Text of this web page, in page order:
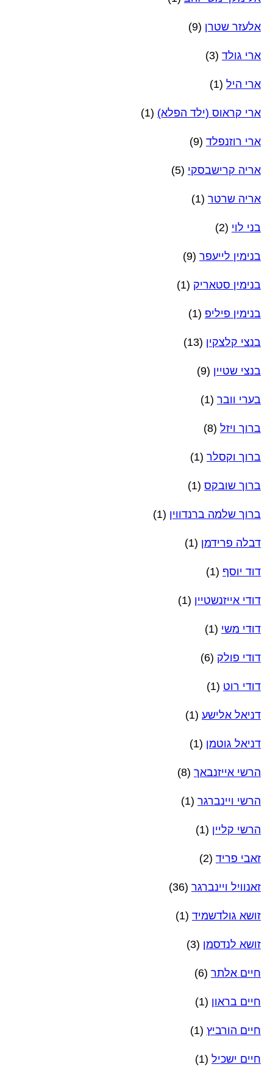
אלעזר שטרן (9)
ארי גולד (3)
ארי היל (1)
ארי קראוס (ילד הפלא) (1)
ארי רוזנפלד (9)
אריה קרישבסקי (5)
אריה שרטר (1)
בני לוי (2)
בנימין לייעפר (9)
בנימין סטאריק (1)
בנימין פיליפ (1)
בנצי קלצקין (13)
בנצי שטיין (9)
בערי וובר (1)
ברוך ויזל (8)
ברוך וקסלר (1)
ברוך שובקס (1)
ברוך שלמה ברנדווין (1)
דבלה פרידמן (1)
דוד יוסף (1)
דודי אייזנשטיין (1)
דודי משי (1)
דודי פולק (6)
דודי רוט (1)
דניאל אלישע (1)
דניאל גוטמן (1)
הרשי אייזנבאך (8)
הרשי ויינברגר (1)
הרשי קליין (1)
זאבי פריד (2)
זאנוויל ויינברגר (36)
זושא גולדשמיד (1)
זושא לנדסמן (3)
חיים אלתר (6)
חיים בראון (1)
חיים הורביץ (1)
חיים ישכיל (1)